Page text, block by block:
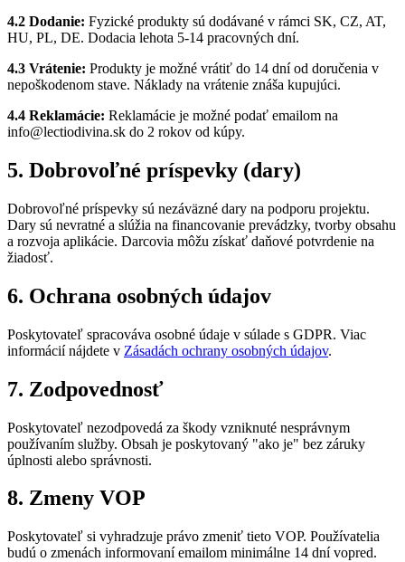
4.2 Dodanie: Fyzické produkty sú dodávané v rámci SK, CZ, AT,
HU, PL, DE. Dodacia lehota 5-14 pracovných dní.
4.3 Vrátenie: Produkty je možné vrátiť do 14 dní od doručenia v
nepoškodenom stave. Náklady na vrátenie znáša kupujúci.
4.4 Reklamácie: Reklamácie je možné podať emailom na
info@lectiodivina.sk do 2 rokov od kúpy.
5. Dobrovoľné príspevky (dary)
Dobrovoľné príspevky sú nezáväzné dary na podporu projektu.
Dary sú nevratné a slúžia na financovanie prevádzky, tvorby obsahu
a rozvoja aplikácie. Darcovia môžu získať daňové potvrdenie na
žiadosť.
6. Ochrana osobných údajov
Poskytovateľ spracováva osobné údaje v súlade s GDPR. Viac
informácií nájdete v Zásadách ochrany osobných údajov.
7. Zodpovednosť
Poskytovateľ nezodpovedá za škody vzniknuté nesprávnym
používaním služby. Obsah je poskytovaný "ako je" bez záruky
úplnosti alebo správnosti.
8. Zmeny VOP
Poskytovateľ si vyhradzuje právo zmeniť tieto VOP. Používatelia
budú o zmenách informovaní emailom minimálne 14 dní vopred.